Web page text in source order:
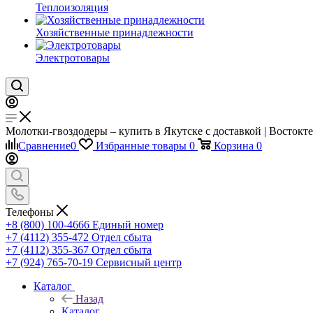
Теплоизоляция
Хозяйственные принадлежности
Электротовары
Молотки-гвоздодеры – купить в Якутске с доставкой |
Сравнение0 Избранные товары 0 Корзина 0
Телефоны
+8 (800) 100-4666 Единый номер
+7 (4112) 355-472 Отдел сбыта
+7 (4112) 355-367 Отдел сбыта
+7 (924) 765-70-19 Сервисный центр
Каталог
Назад